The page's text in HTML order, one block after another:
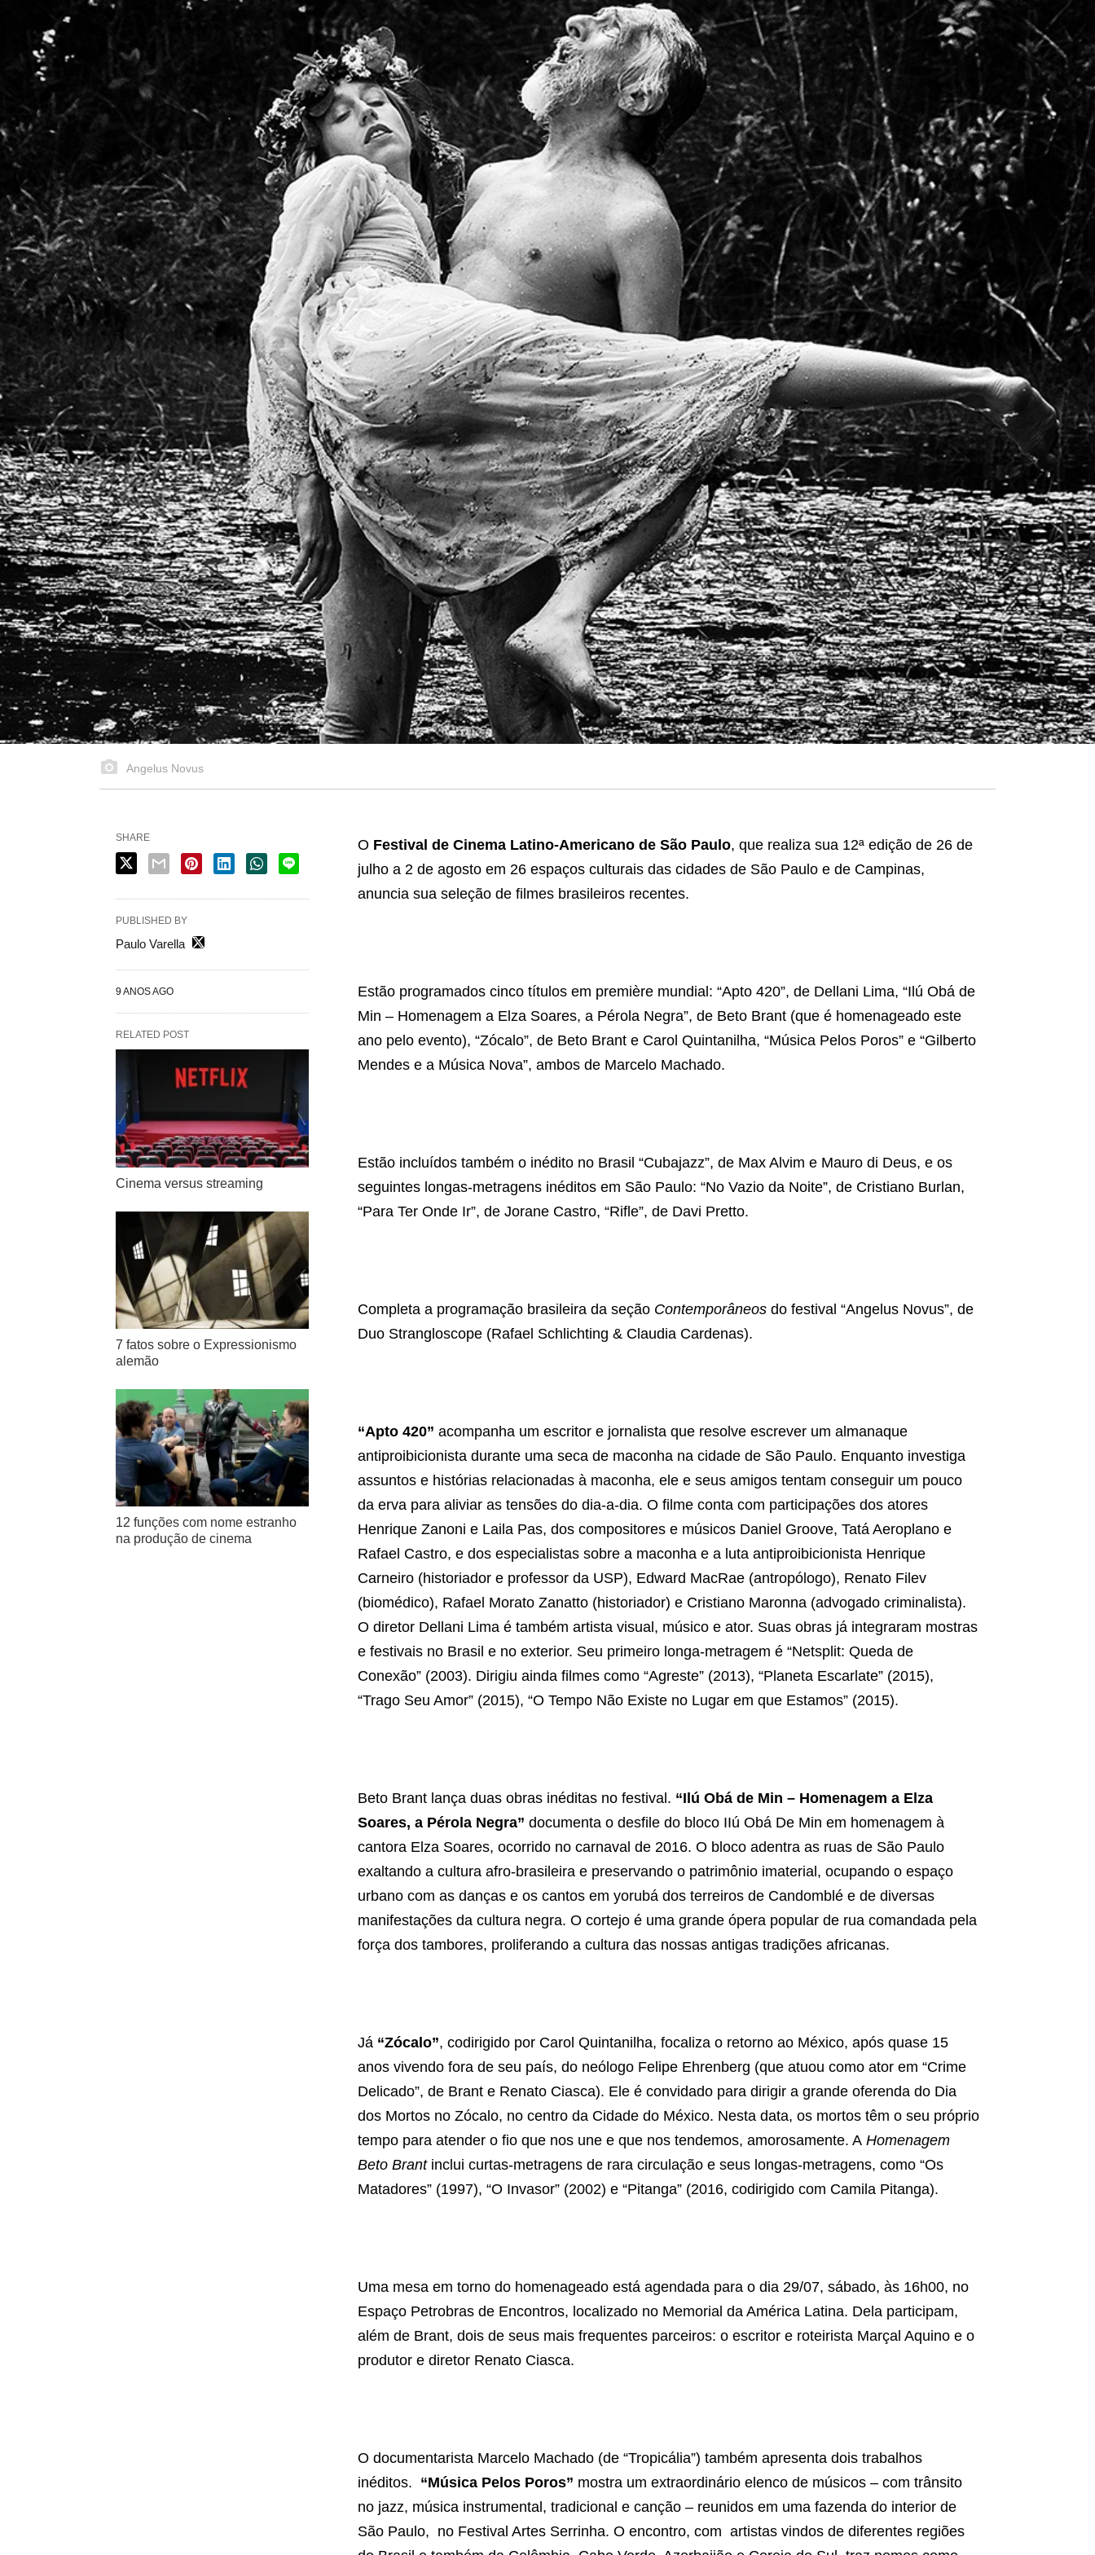
Angelus Novus
O Festival de Cinema Latino-Americano de São Paulo, que realiza sua 12ª edição de 26 de
julho a 2 de agosto em 26 espaços culturais das cidades de São Paulo e de Campinas,
anuncia sua seleção de filmes brasileiros recentes.
Estão programados cinco títulos em première mundial: “Apto 420”, de Dellani Lima, “Ilú Obá de
Min – Homenagem a Elza Soares, a Pérola Negra”, de Beto Brant (que é homenageado este
ano pelo evento), “Zócalo”, de Beto Brant e Carol Quintanilha, “Música Pelos Poros” e “Gilberto
Mendes e a Música Nova”, ambos de Marcelo Machado.
Estão incluídos também o inédito no Brasil “Cubajazz”, de Max Alvim e Mauro di Deus, e os
seguintes longas-metragens inéditos em São Paulo: “No Vazio da Noite”, de Cristiano Burlan,
“Para Ter Onde Ir”, de Jorane Castro, “Rifle”, de Davi Pretto.
Completa a programação brasileira da seção Contemporâneosdo festival “Angelus Novus”, de
Duo Strangloscope (Rafael Schlichting & Claudia Cardenas).
“Apto 420” acompanha um escritor e jornalista que resolve escrever um almanaque
antiproibicionista durante uma seca de maconha na cidade de São Paulo. Enquanto investiga
assuntos e histórias relacionadas à maconha, ele e seus amigos tentam conseguir um pouco
da erva para aliviar as tensões do dia-a-dia. O filme conta com participações dos atores
Henrique Zanoni e Laila Pas, dos compositores e músicos Daniel Groove, Tatá Aeroplano e
Rafael Castro, e dos especialistas sobre a maconha e a luta antiproibicionista Henrique
Carneiro (historiador e professor da USP), Edward MacRae (antropólogo), Renato Filev
(biomédico), Rafael Morato Zanatto (historiador) e Cristiano Maronna (advogado criminalista).
O diretor Dellani Lima é também artista visual, músico e ator. Suas obras já integraram mostras
e festivais no Brasil e no exterior. Seu primeiro longa-metragem é “Netsplit: Queda de
Conexão” (2003). Dirigiu ainda filmes como “Agreste” (2013), “Planeta Escarlate” (2015),
“Trago Seu Amor” (2015), “O Tempo Não Existe no Lugar em que Estamos” (2015).
Beto Brant lança duas obras inéditas no festival. “Ilú Obá de Min – Homenagem a Elza
Soares, a Pérola Negra” documenta o desfile do bloco IIú Obá De Min em homenagem à
cantora Elza Soares, ocorrido no carnaval de 2016. O bloco adentra as ruas de São Paulo
exaltando a cultura afro-brasileira e preservando o patrimônio imaterial, ocupando o espaço
urbano com as danças e os cantos em yorubá dos terreiros de Candomblé e de diversas
manifestações da cultura negra. O cortejo é uma grande ópera popular de rua comandada pela
força dos tambores, proliferando a cultura das nossas antigas tradições africanas.
Já “Zócalo”, codirigido por Carol Quintanilha, focaliza o retorno ao México, após quase 15
anos vivendo fora de seu país, do neólogo Felipe Ehrenberg (que atuou como ator em “Crime
Delicado”, de Brant e Renato Ciasca). Ele é convidado para dirigir a grande oferenda do Dia
dos Mortos no Zócalo, no centro da Cidade do México. Nesta data, os mortos têm o seu próprio
tempo para atender o fio que nos une e que nos tendemos, amorosamente. A Homenagem
Beto Brantinclui curtas-metragens de rara circulação e seus longas-metragens, como “Os
Matadores” (1997), “O Invasor” (2002) e “Pitanga” (2016, codirigido com Camila Pitanga).
Uma mesa em torno do homenageado está agendada para o dia 29/07, sábado, às 16h00, no
Espaço Petrobras de Encontros, localizado no Memorial da América Latina. Dela participam,
além de Brant, dois de seus mais frequentes parceiros: o escritor e roteirista Marçal Aquino e o
produtor e diretor Renato Ciasca.
O documentarista Marcelo Machado (de “Tropicália”) também apresenta dois trabalhos
inéditos. “Música Pelos Poros” mostra um extraordinário elenco de músicos – com trânsito
no jazz, música instrumental, tradicional e canção – reunidos em uma fazenda do interior de
São Paulo, no Festival Artes Serrinha. O encontro, com artistas vindos de diferentes regiões
SHARE
PUBLISHED BY
Paulo Varella
9 ANOS AGO
RELATED POST
Cinema versus streaming
7 fatos sobre o Expressionismo
alemão
12 funções com nome estranho
na produção de cinema